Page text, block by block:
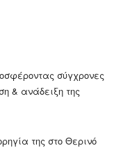
σύγχρονες
& ανάδειξη της
της στο Θερινό